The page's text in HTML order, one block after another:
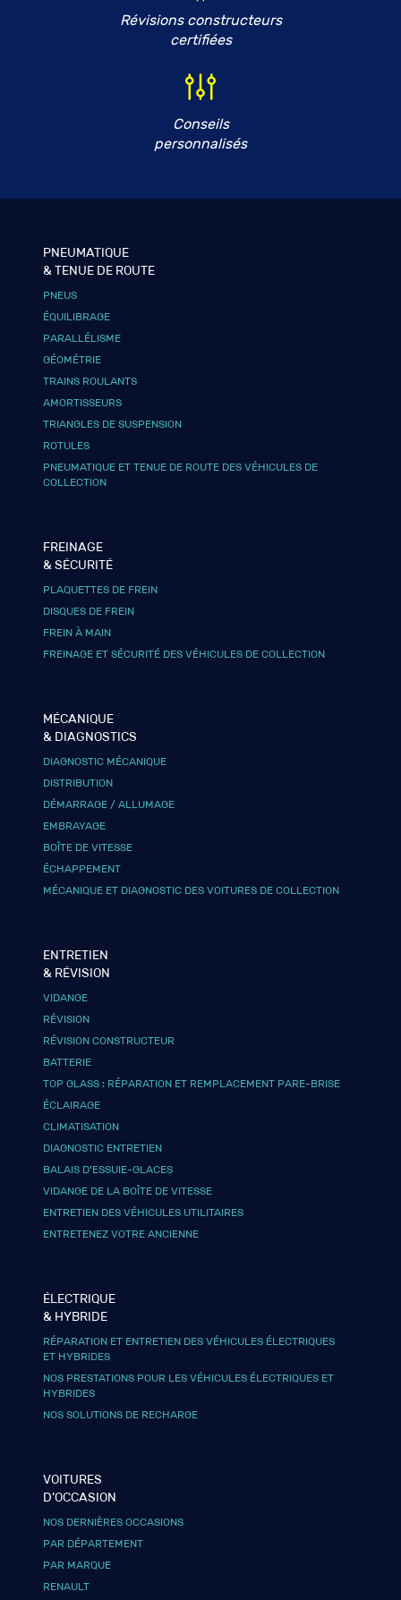
Révisions constructeurs
certifiées
Conseils
personnalisés
PNEUMATIQUE
& TENUE DE ROUTE
PNEUS
ÉQUILIBRAGE
PARALLÉLISME
GÉOMÉTRIE
TRAINS ROULANTS
AMORTISSEURS
TRIANGLES DE SUSPENSION
ROTULES
PNEUMATIQUE ET TENUE DE ROUTE DES VÉHICULES DE
COLLECTION
FREINAGE
& SÉCURITÉ
PLAQUETTES DE FREIN
DISQUES DE FREIN
FREIN À MAIN
FREINAGE ET SÉCURITÉ DES VÉHICULES DE COLLECTION
MÉCANIQUE
& DIAGNOSTICS
DIAGNOSTIC MÉCANIQUE
DISTRIBUTION
DÉMARRAGE / ALLUMAGE
EMBRAYAGE
BOÎTE DE VITESSE
ÉCHAPPEMENT
MÉCANIQUE ET DIAGNOSTIC DES VOITURES DE COLLECTION
ENTRETIEN
& RÉVISION
VIDANGE
RÉVISION
RÉVISION CONSTRUCTEUR
BATTERIE
TOP GLASS : RÉPARATION ET REMPLACEMENT PARE-BRISE
ÉCLAIRAGE
CLIMATISATION
DIAGNOSTIC ENTRETIEN
BALAIS D’ESSUIE-GLACES
VIDANGE DE LA BOÎTE DE VITESSE
ENTRETIEN DES VÉHICULES UTILITAIRES
ENTRETENEZ VOTRE ANCIENNE
ÉLECTRIQUE
& HYBRIDE
RÉPARATION ET ENTRETIEN DES VÉHICULES ÉLECTRIQUES
ET HYBRIDES
NOS PRESTATIONS POUR LES VÉHICULES ÉLECTRIQUES ET
HYBRIDES
NOS SOLUTIONS DE RECHARGE
VOITURES
D’OCCASION
NOS DERNIÈRES OCCASIONS
PAR DÉPARTEMENT
PAR MARQUE
RENAULT